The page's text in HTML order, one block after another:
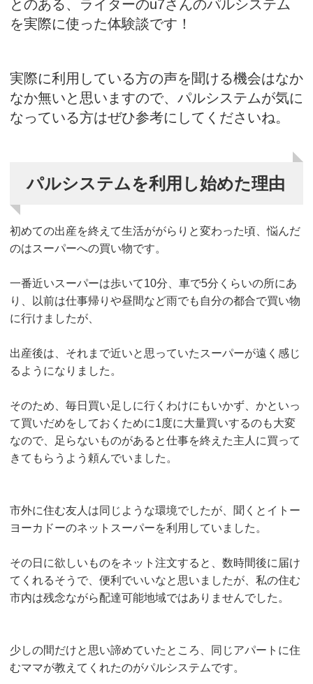
とのある、ライターのu7さんのパルシステム
を実際に使った体験談です！
実際に利用している方の声を聞ける機会はなか
なか無いと思いますので、パルシステムが気に
なっている方はぜひ参考にしてくださいね。
パルシステムを利用し始めた理由
初めての出産を終えて生活ががらりと変わった頃、悩んだ
のはスーパーへの買い物です。
一番近いスーパーは歩いて10分、車で5分くらいの所にあ
り、以前は仕事帰りや昼間など雨でも自分の都合で買い物
に行けましたが、
出産後は、それまで近いと思っていたスーパーが遠く感じ
るようになりました。
そのため、毎日買い足しに行くわけにもいかず、かといっ
て買いだめをしておくために1度に大量買いするのも大変
なので、足らないものがあると仕事を終えた主人に買って
きてもらうよう頼んでいました。
市外に住む友人は同じような環境でしたが、聞くとイトー
ヨーカドーのネットスーパーを利用していました。
その日に欲しいものをネット注文すると、数時間後に届け
てくれるそうで、便利でいいなと思いましたが、私の住む
市内は残念ながら配達可能地域ではありませんでした。
少しの間だけと思い諦めていたところ、同じアパートに住
むママが教えてくれたのがパルシステムです。